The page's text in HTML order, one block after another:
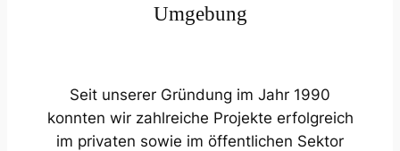
Umgebung
Seit unserer Gründung im Jahr 1990
konnten wir zahlreiche Projekte erfolgreich
im privaten sowie im öffentlichen Sektor